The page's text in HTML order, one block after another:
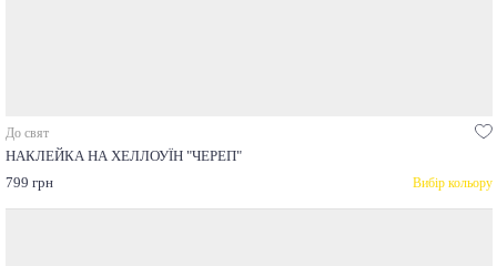
До свят
НАКЛЕЙКА НА ХЕЛЛОУЇН "ЧЕРЕП"
799 грн
Вибір кольору